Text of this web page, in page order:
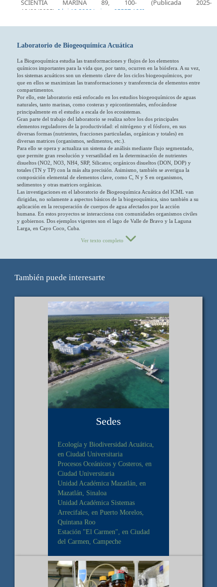
Laboratorio de Biogeoquímica Acuática
La Biogeoquímica estudia las transformaciones y flujos de los elementos
químicos importantes para la vida que, por tanto, ocurren en la biósfera. A su vez,
los sistemas acuáticos son un elemento clave de los ciclos biogeoquímicos, por
que en ellos se maximizan las transformaciones y transferencia de elementos entre
compartimentos.
Por ello, este laboratorio está enfocado en los estudios biogeoquímicos de aguas
naturales, tanto marinas, como costeras y epicontinentales, enfocándose
principalmente en el estudio a escala de los ecosistemas.
Gran parte del trabajo del laboratorio se realiza sobre los dos principales
elementos reguladores de la productividad: el nitrógeno y el fósforo, en sus
diversas formas (nutrientes, fracciones particuladas, orgánicas y totales) en
diversas matrices (organismos, sedimentos, etc.).
Para ello se opera y actualiza un sistema de análisis mediante flujo segmentado,
que permite gran resolución y versatilidad en la determinación de nutrientes
disueltos (NO2, NO3, NH4, SRP, Silicatos; orgánicos disueltos (DON, DOP) y
totales (TN y TP) con la más alta precisión. Asimismo, también se averigua la
composición elemental de elementos clave, como C, N y S en organismos,
sedimentos y otras matrices orgánicas.
Las investigaciones en el laboratorio de Biogeoquímica Acuática del ICML van
dirigidas, no solamente a aspectos básicos de la biogeoquímica, sino también a su
aplicación en la recuperación de cuerpos de agua afectados por la acción
humana. En estos proyectos se interacciona con comunidades organismos civiles
y gobiernos. Dos ejemplos vigentes son el lago de Valle de Bravo y la Laguna
Larga, en Cayo Coco, Cuba.
Ver texto completo
También puede interesarte
Sedes
Ecología y Biodiversidad Acuática,
en Ciudad Universitaria
Procesos Oceánicos y Costeros, en
Ciudad Universitaria
Unidad Académica Mazatlán, en
Mazatlán, Sinaloa
Unidad Académica Sistemas
Arrecifales, en Puerto Morelos,
Quintana Roo
Estación "El Carmen", en Ciudad
del Carmen, Campeche